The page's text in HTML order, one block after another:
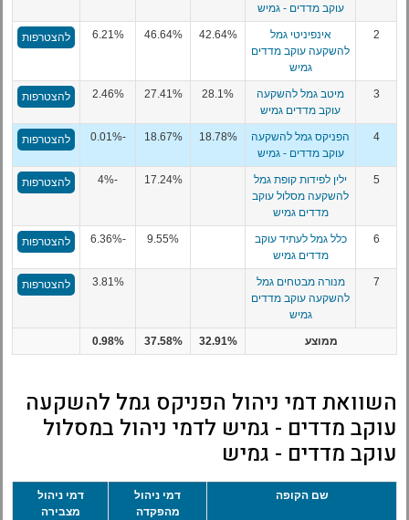
עוקב מדדים - גמיש
2
אינפיניטי גמל
להשקעה עוקב מדדים
גמיש
42.64%
46.64%
6.21% להצטרפות
3
מיטב גמל להשקעה
עוקב מדדים גמיש
28.1%
27.41%
2.46% להצטרפות
4
הפניקס גמל להשקעה
עוקב מדדים - גמיש
18.78%
18.67%
-0.01% להצטרפות
5
ילין לפידות קופת גמל
להשקעה מסלול עוקב
מדדים גמיש
17.24%
-4% להצטרפות
6
כלל גמל לעתיד עוקב
מדדים גמיש
9.55%
-6.36% להצטרפות
7
מנורה מבטחים גמל
להשקעה עוקב מדדים
גמיש
3.81% להצטרפות
ממוצע 32.91%
37.58%
0.98%
השוואת דמי ניהול הפניקס גמל להשקעה
עוקב מדדים - גמיש לדמי ניהול במסלול
עוקב מדדים - גמיש
שם הקופה
דמי ניהול
מהפקדה
דמי ניהול
מצבירה